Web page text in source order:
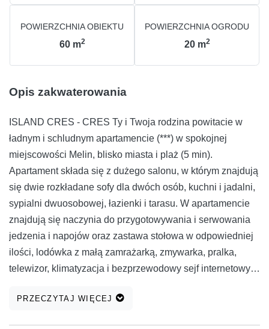
POWIERZCHNIA OBIEKTU
60 m2
POWIERZCHNIA OGRODU
20 m2
Opis zakwaterowania
ISLAND CRES - CRES Ty i Twoja rodzina powitacie w
ładnym i schludnym apartamencie (***) w spokojnej
miejscowości Melin, blisko miasta i plaż (5 min).
Apartament składa się z dużego salonu, w którym znajdują
się dwie rozkładane sofy dla dwóch osób, kuchni i jadalni,
sypialni dwuosobowej, łazienki i tarasu. W apartamencie
znajdują się naczynia do przygotowywania i serwowania
jedzenia i napojów oraz zastawa stołowa w odpowiedniej
ilości, lodówka z małą zamrażarką, zmywarka, pralka,
telewizor, klimatyzacja i bezprzewodowy sejf internetowy.
CRES - CRES Ty i Twoja rodzina powitacie w ładnym i
PRZECZYTAJ WIĘCEJ